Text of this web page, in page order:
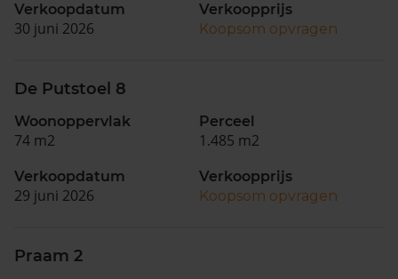
Verkoopdatum
30 juni 2026
Verkoopprijs
Koopsom opvragen
De Putstoel 8
Woonoppervlak
74 m2
Perceel
1.485 m2
Verkoopdatum
29 juni 2026
Verkoopprijs
Koopsom opvragen
Praam 2